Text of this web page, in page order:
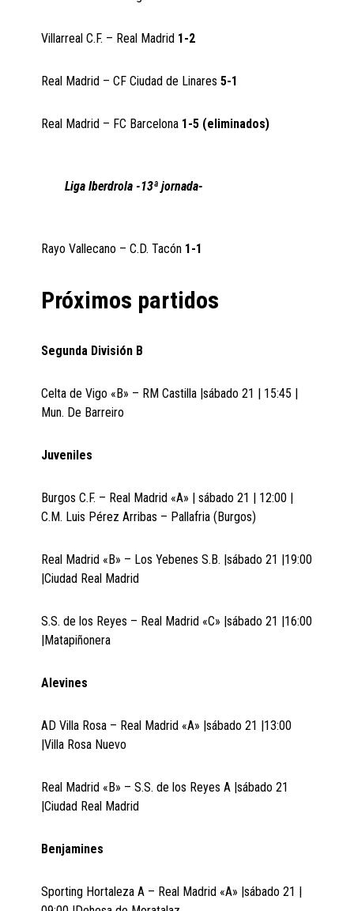
Villarreal C.F. – Real Madrid 1-2
Real Madrid – CF Ciudad de Linares5-1
Real Madrid – FC Barcelona 1-5 (eliminados)
Liga Iberdrola -13ª jornada-
Rayo Vallecano – C.D. Tacón 1-1
Próximos partidos
Segunda División B
Celta de Vigo «B» – RM Castilla |sábado 21 | 15:45 |
Mun. De Barreiro
Juveniles
Burgos C.F. – Real Madrid «A» | sábado 21 | 12:00 |
C.M. Luis Pérez Arribas – Pallafria (Burgos)
Real Madrid «B» – Los Yebenes S.B. |sábado 21 |19:00
|Ciudad Real Madrid
S.S. de los Reyes – Real Madrid «C» |sábado 21 |16:00
|Matapiñonera
Alevines
AD Villa Rosa – Real Madrid «A» |sábado 21 |13:00
|Villa Rosa Nuevo
Real Madrid «B» – S.S. de los Reyes A |sábado 21
|Ciudad Real Madrid
Benjamines
Sporting Hortaleza A – Real Madrid «A» |sábado 21 |